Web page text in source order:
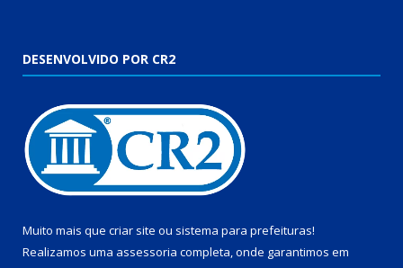
DESENVOLVIDO POR CR2
Muito mais que criar site ou sistema para prefeituras!
Realizamos uma assessoria completa, onde garantimos em